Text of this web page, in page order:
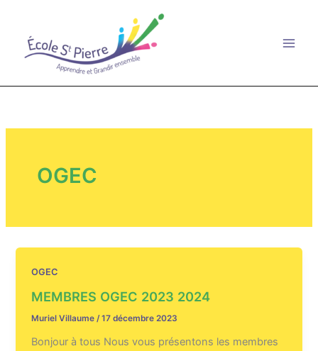
contenu
OGEC
OGEC
MEMBRES OGEC 2023 2024
Muriel Villaume /17 décembre 2023
Bonjour à tous Nous vous présentons les membres